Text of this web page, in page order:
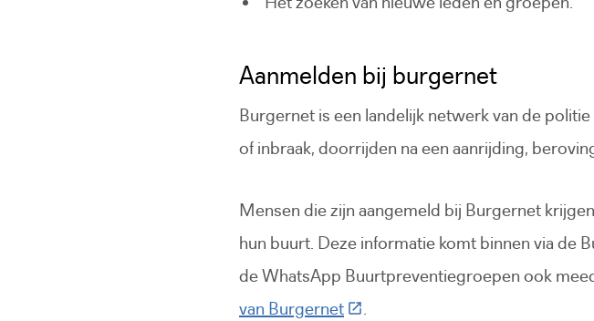
Aanmelden bij burgernet
Burgernet is een landelijk netwerk van de
of inbraak, doorrijden na een aanrijding,
Mensen die zijn aangemeld bij Burgernet
hun buurt. Deze informatie komt binnen via de
de WhatsApp Buurtpreventiegroepen ook
van Burgernet(Deze link gaat naar een externe